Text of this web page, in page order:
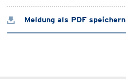
Meldung als PDF speichern